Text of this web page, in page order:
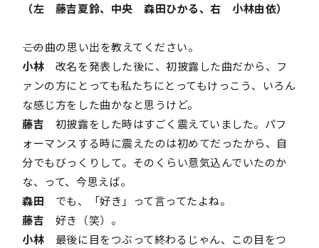
（左 藤吉夏鈴、中央 森田ひかる、右 小林由依）
――この曲の思い出を教えてください。
小林 改名を発表した後に、初披露した曲だから、フ
ァンの方にとっても私たちにとってもけっこう、いろん
な感じ方をした曲かなと思うけど。
藤吉 初披露をした時はすごく震えていました。パフ
ォーマンスする時に震えたのは初めてだったから、自
分でもびっくりして。そのくらい意気込んでいたのか
な、って、今思えば。
森田 でも、「好き」って言ってたよね。
藤吉 好き（笑）。
小林 最後に目をつぶって終わるじゃん、この目をつ